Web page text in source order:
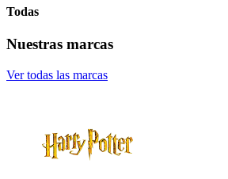
Todas
Nuestras marcas
Ver todas las marcas